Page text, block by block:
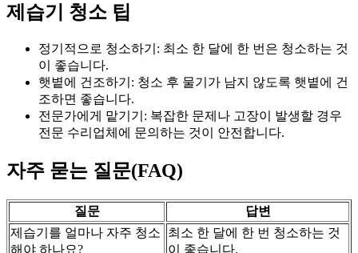
제습기 청소 팁
정기적으로 청소하기: 최소 한 달에 한 번은 청소하는 것
이 좋습니다.
햇볕에 건조하기: 청소 후 물기가 남지 않도록 햇볕에 건
조하면 좋습니다.
전문가에게 맡기기: 복잡한 문제나 고장이 발생할 경우
전문 수리업체에 문의하는 것이 안전합니다.
자주 묻는 질문(FAQ)
질문
답변
제습기를 얼마나 자주 청소
해야 하나요?
최소 한 달에 한 번 청소하는 것
이 좋습니다.